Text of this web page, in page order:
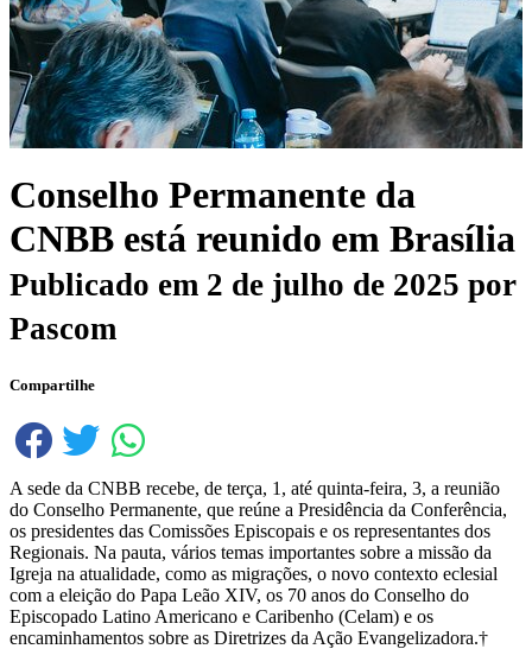
Conselho Permanente da
CNBB está reunido em Brasília
Publicado em 2 de julho de 2025 por
Pascom
Compartilhe
A sede da CNBB recebe, de terça, 1, até quinta-feira, 3, a reunião
do Conselho Permanente, que reúne a Presidência da Conferência,
os presidentes das Comissões Episcopais e os representantes dos
Regionais. Na pauta, vários temas importantes sobre a missão da
Igreja na atualidade, como as migrações, o novo contexto eclesial
com a eleição do Papa Leão XIV, os 70 anos do Conselho do
Episcopado Latino Americano e Caribenho (Celam) e os
encaminhamentos sobre as Diretrizes da Ação Evangelizadora.†